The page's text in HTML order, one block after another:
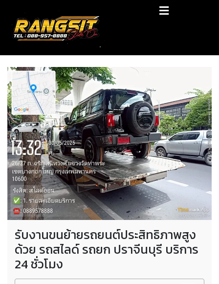
content
RANGSIT SlideON
รถยก168 รถสไลด์รังสิต รถสไลด์ ราคาถูก
รับงานขนย้ายรถยนต์ประสิทธิภาพสูง
ด้วย รถสไลด์ รถยก ปราจีนบุรี บริการ
24 ชั่วโมง